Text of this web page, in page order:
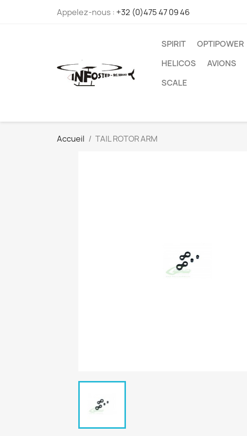
Appelez-nous : +32 (0)475 47 09 46
SPIRIT OPTIPOWER
HELICOS
AVIONS
SCALE
Accueil TAIL ROTOR ARM